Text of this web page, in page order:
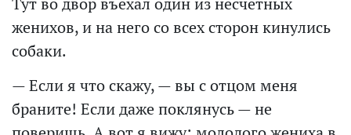
женихов, и на него со всех сторон кинулись
собаки.
— Если я что скажу, — вы с отцом меня
браните! Если даже поклянусь — не